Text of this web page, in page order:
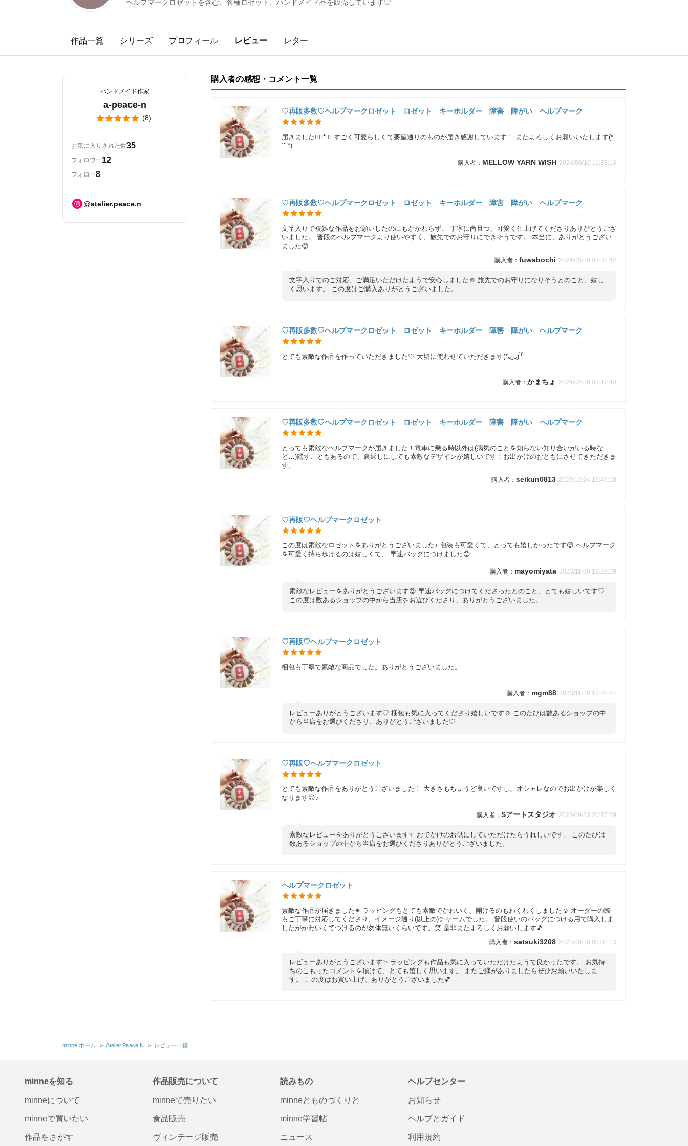
ヘルプマークロゼットを含む、各種ロゼット、ハンドメイド品を販売しています♡
作品一覧 シリーズ プロフィール レビュー レター
ハンドメイド作家
a-peace-n
(8)
お気に入りされた数35
フォロワー12
フォロー8
@atelier.peace.n
購入者の感想・コメント一覧
♡再販多数♡ヘルプマークロゼット ロゼット キーホルダー 障害 障がい ヘルプマーク
届きました❁⃘*.ﾟ すごく可愛らしくて要望通りのものが届き感謝しています！ またよろしくお願いいたします(*
´˘`*)
MELLOW YARN WISH 2024/08/10 11:33:13
♡再販多数♡ヘルプマークロゼット ロゼット キーホルダー 障害 障がい ヘルプマーク
文字入りで複雑な作品をお願いしたのにもかかわらず、 丁寧に尚且つ、可愛く仕上げてくださりありがとうござ
いました。 普段のヘルプマークより使いやすく、旅先でのお守りにできそうです。 本当に、ありがとうござい
ました😊
fuwabochi 2024/05/29 07:37:42
文字入りでのご対応、ご満足いただけたようで安心しました☺️ 旅先でのお守りになりそうとのこと、嬉し
く思います。 この度はご購入ありがとうございました。
♡再販多数♡ヘルプマークロゼット ロゼット キーホルダー 障害 障がい ヘルプマーク
とても素敵な作品を作っていただきました♡ 大切に使わせていただきます(*ᴗ͈ˬᴗ͈)⁾⁾⁾
かまちょ 2024/02/16 08:17:40
♡再販多数♡ヘルプマークロゼット ロゼット キーホルダー 障害 障がい ヘルプマーク
とっても素敵なヘルプマークが届きました！電車に乗る時以外は(病気のことを知らない知り合いがいる時な
ど…)隠すこともあるので、裏返しにしても素敵なデザインが嬉しいです！お出かけのおともにさせてきただきま
す。
seikun0813 2023/12/24 15:46:18
♡再販♡ヘルプマークロゼット
この度は素敵なロゼットをありがとうございました♪ 包装も可愛くて、とっても嬉しかったです😌 ヘルプマーク
を可愛く持ち歩けるのは嬉しくて、 早速バッグにつけました😊
mayomiyata 2023/11/30 19:28:29
素敵なレビューをありがとうございます😍 早速バッグにつけてくださったとのこと、とても嬉しいです♡
この度は数あるショップの中から当店をお選びくださり、ありがとうございました。
♡再販♡ヘルプマークロゼット
梱包も丁寧で素敵な商品でした。ありがとうございました。
mgm88 2023/11/10 17:28:54
レビューありがとうございます♡ 梱包も気に入ってくださり嬉しいです☺️ このたびは数あるショップの中
から当店をお選びくださり、ありがとうございました♡
♡再販♡ヘルプマークロゼット
とても素敵な作品をありがとうございました！ 大きさもちょうど良いですし、オシャレなのでお出かけが楽しく
なります😊♪
Sアートスタジオ 2023/09/23 20:17:29
素敵なレビューをありがとうございます✨ おでかけのお供にしていただけたらうれしいです。 このたびは
数あるショップの中から当店をお選びくださりありがとうございました。
ヘルプマークロゼット
素敵な作品が届きました✴︎ ラッピングもとても素敵でかわいく、開けるのもわくわくしました☺︎ オーダーの際
もご丁寧に対応してくださり、イメージ通り(以上の)チャームでした。 普段使いのバッグにつける用で購入しま
したがかわいくてつけるのが勿体無いくらいです。笑 是非またよろしくお願いします🎵
satsuki3208 2023/09/18 00:02:13
レビューありがとうございます✨ ラッピングも作品も気に入っていただけたようで良かったです。 お気持
ちのこもったコメントを頂けて、とても嬉しく思います。 またご縁がありましたらぜひお願いいたしま
す。 この度はお買い上げ、ありがとうございました💕
minne ホーム ＞ Atelier.Peace.N ＞ レビュー一覧
minneを知る
minneについて
minneで買いたい
作品をさがす
作品販売について
minneで売りたい
食品販売
ヴィンテージ販売
読みもの
minneとものづくりと
minne学習帖
ニュース
ヘルプセンター
お知らせ
ヘルプとガイド
利用規約